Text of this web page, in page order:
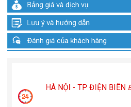
Bảng giá và dịch vụ
Lưu ý và hướng dẫn
Đánh giá của khách hàng
HÀ NỘI - TP ĐIỆN BIÊN